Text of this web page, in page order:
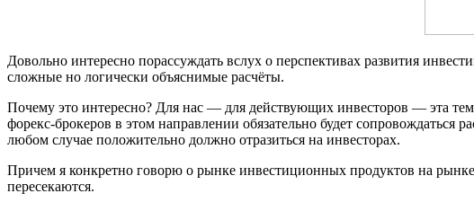
Довольно интересно порассуждать вслух о перспективах развития
сложные но логически объяснимые расчёты.
Почему это интересно? Для нас — для действующих инвесторов — эта
форекс-брокеров в этом направлении обязательно будет
любом случае положительно должно отразиться на инвесторах.
Причем я конкретно говорю о рынке инвестиционных продуктов на
пересекаются.